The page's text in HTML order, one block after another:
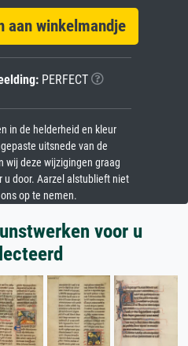
winkelmandje
PERFECT
in de helderheid en kleur
uitsnede van de
wij deze wijzigingen graag
u door. Aarzel alstublieft niet
op te nemen.
voor u